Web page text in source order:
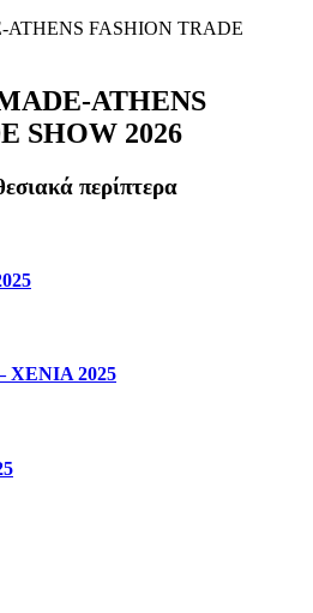
ATHENS
SHOW 2026
περίπτερα
XENIA 2025